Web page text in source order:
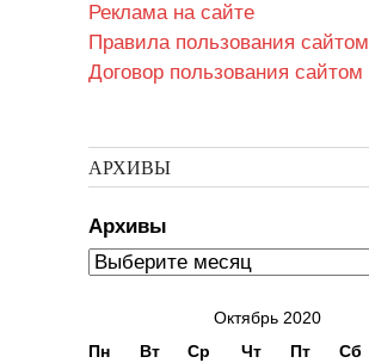
Реклама на сайте
Правила пользования сайтом
Договор пользования сайтом
АРХИВЫ
Архивы
Октябрь 2020
Пн
Вт Ср Чт Пт Сб